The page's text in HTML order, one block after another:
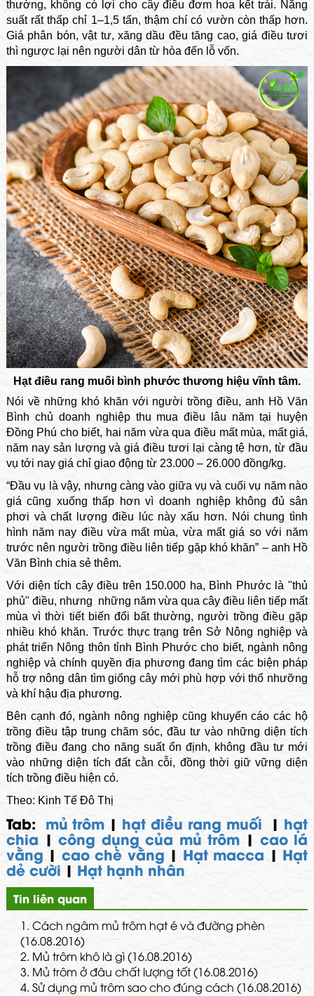
thường, không có lợi cho cây điều đơm hoa kết trái. Năng
suất rất thấp chỉ 1–1,5 tấn, thậm chí có vườn còn thấp hơn.
Giá phân bón, vật tư, xăng dầu đều tăng cao, giá điều tươi
thì ngược lại nên người dân từ hòa đến lỗ vốn.
Hạt điều rang muối bình phước thương hiệu vĩnh tâm.
Nói về những khó khăn với người trồng điều, anh Hồ Văn
Bình chủ doanh nghiệp thu mua điều lâu năm tại huyện
Đồng Phú cho biết, hai năm vừa qua điều mất mùa, mất giá,
năm nay sản lượng và giá điều tươi lại càng tệ hơn, từ đầu
vụ tới nay giá chỉ giao động từ 23.000 – 26.000 đồng/kg.
“Đầu vụ là vậy, nhưng càng vào giữa vụ và cuối vụ năm nào
giá cũng xuống thấp hơn vì doanh nghiệp không đủ sân
phơi và chất lượng điều lúc này xấu hơn. Nói chung tình
hình năm nay điều vừa mất mùa, vừa mất giá so với năm
trước nên người trồng điều liên tiếp gặp khó khăn” – anh Hồ
Văn Bình chia sẻ thêm.
Với diện tích cây điều trên 150.000 ha, Bình Phước là "thủ
phủ" điều, nhưng những năm vừa qua cây điều liên tiếp mất
mùa vì thời tiết biến đổi bất thường, người trồng điều gặp
nhiều khó khăn. Trước thực trạng trên Sở Nông nghiệp và
phát triển Nông thôn tỉnh Bình Phước cho biết, ngành nông
nghiệp và chính quyền địa phương đang tìm các biện pháp
hỗ trợ nông dân tìm giống cây mới phù hợp với thổ nhưỡng
và khí hậu địa phương.
Bên cạnh đó, ngành nông nghiệp cũng khuyến cáo các hộ
trồng điều tập trung chăm sóc, đầu tư vào những diện tích
trồng điều đang cho năng suất ổn định, không đầu tư mới
vào những diện tích đất cằn cỗi, đồng thời giữ vững diện
tích trồng điều hiện có.
Theo: Kinh Tế Đô Thị
Tab: mủ trôm | hạt điều rang muối | hạt
chia |công dụng của mủ trôm | cao lá
vằng | cao chè vằng | Hạt macca | Hạt
dẻ cười | Hạt hạnh nhân
Tin liên quan
1. Cách ngâm mủ trôm hạt é và đường phèn
(16.08.2016)
2. Mủ trôm khô là gì (16.08.2016)
3. Mủ trôm ở đâu chất lượng tốt (16.08.2016)
4. Sử dụng mủ trôm sao cho đúng cách (16.08.2016)